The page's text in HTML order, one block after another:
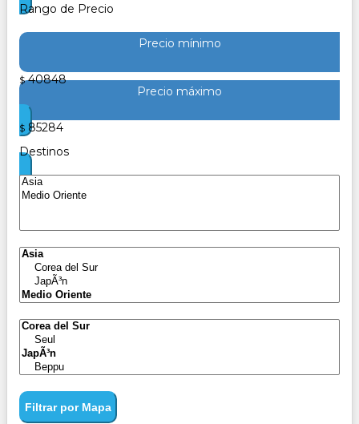
Rango de Precio
Precio mínimo
$ 40848
Precio máximo
$ 85284
Destinos
Filtrar por Mapa